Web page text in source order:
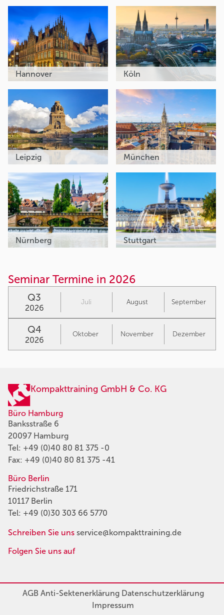
Hannover Köln
Leipzig München
Nürnberg Stuttgart
Seminar Termine in 2026
Q3
2026
Juli August September
Q4
2026
Oktober November Dezember
Kompakttraining GmbH & Co. KG
Büro Hamburg
Banksstraße 6
20097 Hamburg
Tel: +49 (0)40 80 81 375 -0
Fax: +49 (0)40 80 81 375 -41
Büro Berlin
Friedrichstraße 171
10117 Berlin
Tel: +49 (0)30 303 66 5770
Schreiben Sie uns service@kompakttraining.de
Folgen Sie uns auf
AGBAnti-SektenerklärungDatenschutzerklärung
Impressum